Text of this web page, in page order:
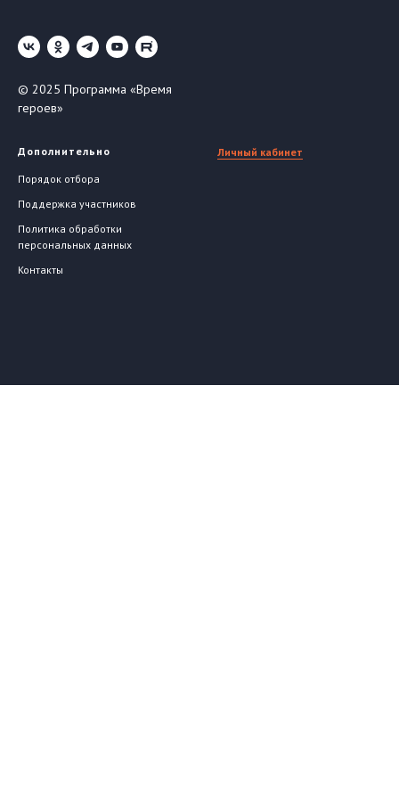
© 2025 Программа «Время
героев»
Дополнительно
Порядок отбора
Поддержка участников
Политика обработки
персональных данных
Контакты
Личный кабинет